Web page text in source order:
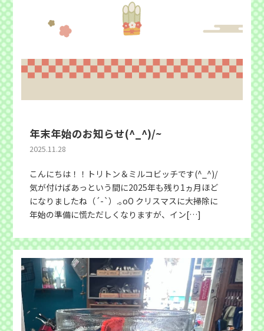
年末年始のお知らせ(^_^)/~
2025.11.28
こんにちは！！トリトン＆ミルコビッチです(^_^)/
気が付けばあっという間に2025年も残り1ヵ月ほど
になりましたね（´-`）.｡oO クリスマスに大掃除に
年始の準備に慌ただしくなりますが、イン[…]